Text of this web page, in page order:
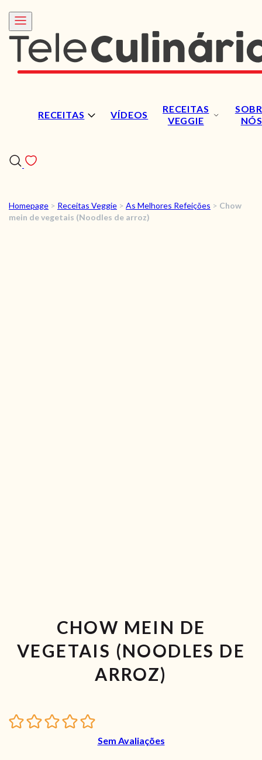
RECEITAS VÍDEOS
RECEITAS
VEGGIE
NÓS
RECEITAS
Homepage > Receitas Veggie > As Melhores Refeições > Chow
mein de vegetais (Noodles de arroz)
CHOW MEIN DE
VEGETAIS (NOODLES DE
ARROZ)
Sem Avaliações